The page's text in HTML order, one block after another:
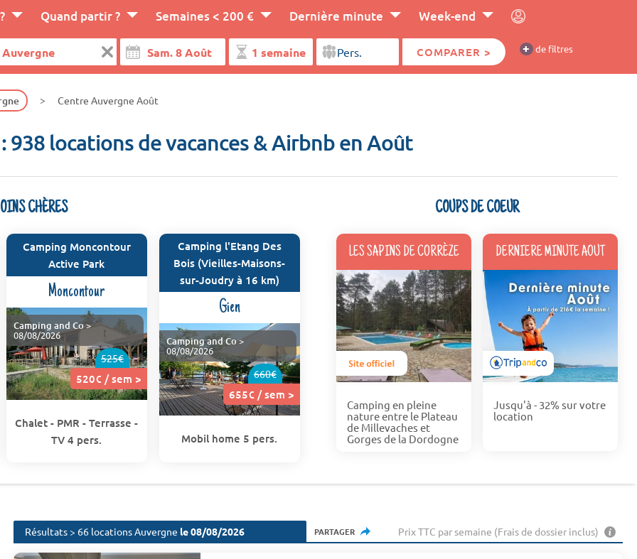
Quand partir ? Semaines < 200 € Dernière minute Week-end
COMPARER > + de filtres
Centre Auvergne Août
938 locations de vacances & Airbnb en Août
CHÈRES
Camping Moncontour
Active Park
Moncontour
525€
520€ / sem >
Camping and Co>
08/08/2026
Chalet - PMR - Terrasse -
TV 4 pers.
Camping l'Etang Des
Bois (Vieilles-Maisons-
sur-Joudry à 16 km)
Gien
660€
655€ / sem >
Camping and Co>
08/08/2026
Mobil home 5 pers.
COUPS DE COEUR
LES SAPINS DE CORRÈZE
Camping en pleine
nature entre le Plateau
de Millevaches et
Gorges de la Dordogne
DERNIERE MINUTE AOUT
Jusqu'à - 32% sur votre
location
Résultats > 66 locations Auvergne le 08/08/2026 PARTAGER Prix TTC par semaine (Frais de dossier inclus)